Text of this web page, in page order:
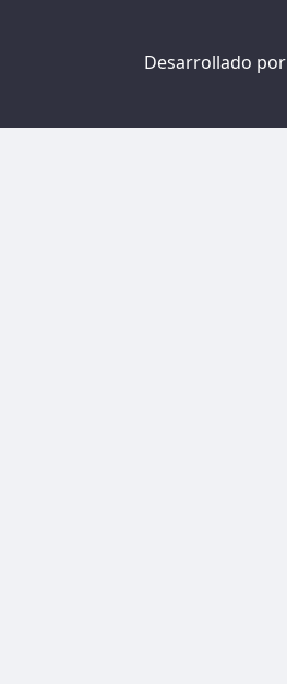
Desarrollado por